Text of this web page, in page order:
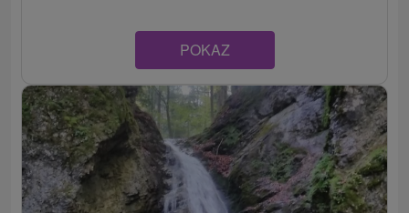
POKAZ